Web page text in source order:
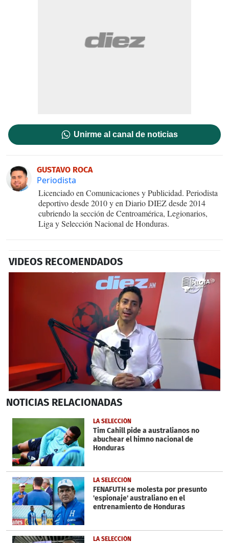
Unirme al canal de noticias
GUSTAVO ROCA
Periodista
Licenciado en Comunicaciones y Publicidad. Periodista
deportivo desde 2010 y en Diario DIEZ desde 2014
cubriendo la sección de Centroamérica, Legionarios,
Liga y Selección Nacional de Honduras.
VIDEOS RECOMENDADOS
seconds
7
seconds
NOTICIAS RELACIONADAS
LA SELECCIÓN
Tim Cahill pide a australianos no
abuchear el himno nacional de
Honduras
LA SELECCIÓN
FENAFUTH se molesta por presunto
'espionaje' australiano en el
entrenamiento de Honduras
LA SELECCIÓN